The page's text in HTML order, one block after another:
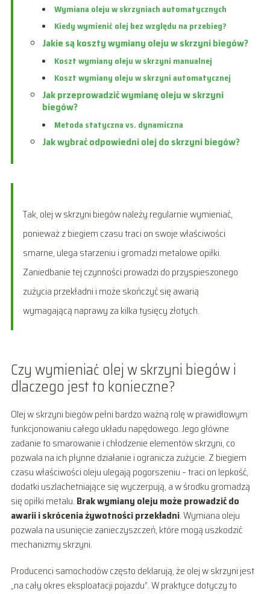
Wymiana oleju w skrzyniach automatycznych
Kiedy wymienić olej bez względu na przebieg?
Jakie są koszty wymiany oleju w skrzyni biegów?
Koszt wymiany oleju w skrzyni manualnej
Koszt wymiany oleju w skrzyni automatycznej
Jak przeprowadzić wymianę oleju w skrzyni
biegów?
Metoda statyczna vs. dynamiczna
Jak wybrać odpowiedni olej do skrzyni biegów?
Tak, olej w skrzyni biegów należy regularnie wymieniać,
ponieważ z biegiem czasu traci on swoje właściwości
smarne, ulega starzeniu i gromadzi metalowe opiłki.
Zaniedbanie tej czynności prowadzi do przyspieszonego
zużycia przekładni i może skończyć się awarią
wymagającą naprawy za kilka tysięcy złotych.
Czy wymieniać olej w skrzyni biegów i
dlaczego jest to konieczne?
Olej w skrzyni biegów pełni bardzo ważną rolę w prawidłowym
funkcjonowaniu całego układu napędowego. Jego główne
zadanie to smarowanie i chłodzenie elementów skrzyni, co
pozwala na ich płynne działanie i ogranicza zużycie. Z biegiem
czasu właściwości oleju ulegają pogorszeniu – traci on lepkość,
dodatki uszlachetniające się wyczerpują, a w środku gromadzą
się opiłki metalu. Brak wymiany oleju może prowadzić do
awarii i skrócenia żywotności przekładni. Wymiana oleju
pozwala na usunięcie zanieczyszczeń, które mogą uszkodzić
mechanizmy skrzyni.
Producenci samochodów często deklarują, że olej w skrzyni jest
„na cały okres eksploatacji pojazdu”. W praktyce dotyczy to